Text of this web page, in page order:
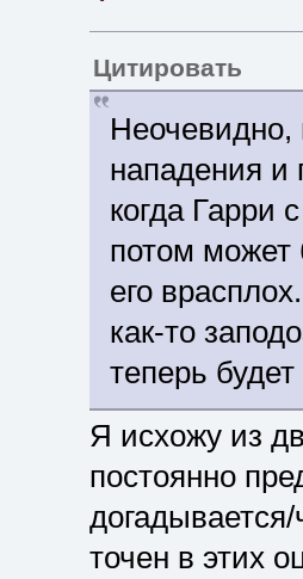
Цитировать
Неочевидно,
нападения и
когда Гарри
потом может
его
как-то
теперь
Я исхожу из
постоянно
точен в этих